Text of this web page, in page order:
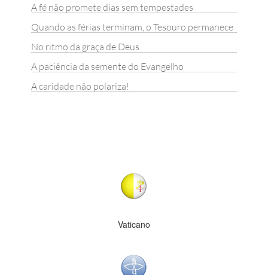
A fé não promete dias sem tempestades
Quando as férias terminam, o Tesouro permanece
No ritmo da graça de Deus
A paciência da semente do Evangelho
A caridade não polariza!
Vaticano